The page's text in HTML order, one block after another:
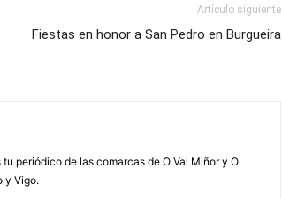
Artículo siguiente
Fiestas en honor a San Pedro en Burgueira
periódico de las comarcas de O Val Miñor y O
y Vigo.